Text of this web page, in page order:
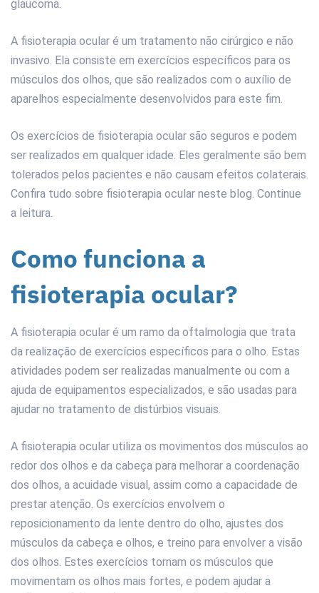
glaucoma.
A fisioterapia ocular é um tratamento não cirúrgico e não
invasivo. Ela consiste em exercícios específicos para os
músculos dos olhos, que são realizados com o auxílio de
aparelhos especialmente desenvolvidos para este fim.
Os exercícios de fisioterapia ocular são seguros e podem
ser realizados em qualquer idade. Eles geralmente são bem
tolerados pelos pacientes e não causam efeitos colaterais.
Confira tudo sobre fisioterapia ocular neste blog. Continue
a leitura.
Como funciona a
fisioterapia ocular?
A fisioterapia ocular é um ramo da oftalmologia que trata
da realização de exercícios específicos para o olho. Estas
atividades podem ser realizadas manualmente ou com a
ajuda de equipamentos especializados, e são usadas para
ajudar no tratamento de distúrbios visuais.
A fisioterapia ocular utiliza os movimentos dos músculos ao
redor dos olhos e da cabeça para melhorar a coordenação
dos olhos, a acuidade visual, assim como a capacidade de
prestar atenção. Os exercícios envolvem o
reposicionamento da lente dentro do olho, ajustes dos
músculos da cabeça e olhos, e treino para envolver a visão
dos olhos. Estes exercícios tornam os músculos que
movimentam os olhos mais fortes, e podem ajudar a